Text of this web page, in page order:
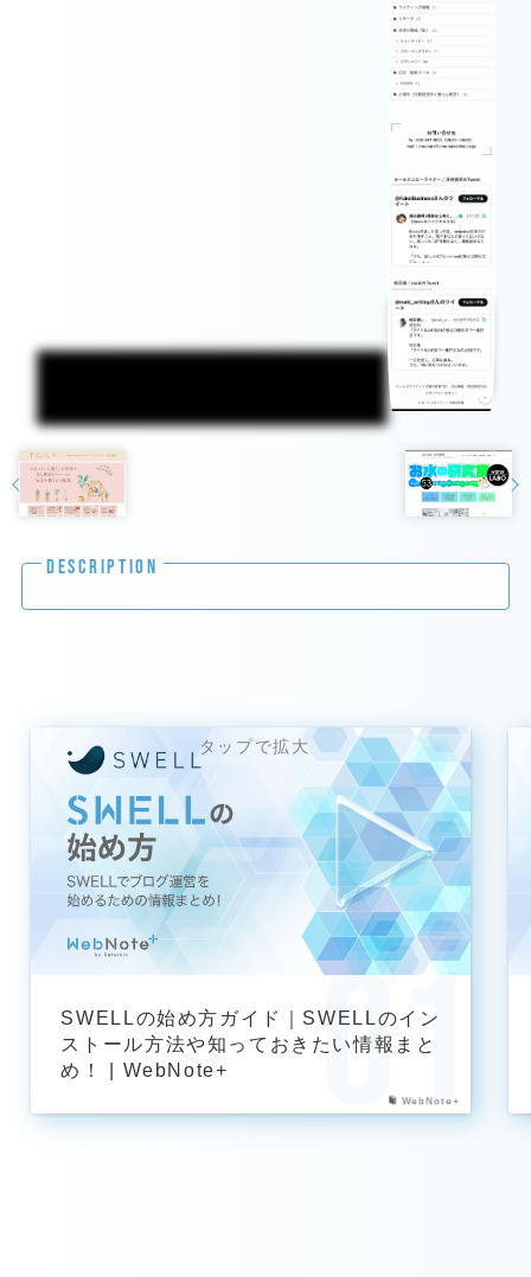
DESCRIPTION
WebNote+
SWELLの始め方ガイド｜SWELLのイン
ストール方法や知っておきたい情報まと
め！ | WebNote+